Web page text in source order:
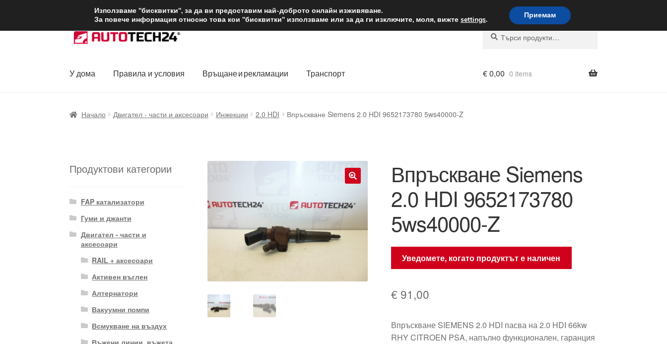
ДОСТАВКА от 12 лв. Доставка по целия свят
Skip
to
Skip
to
Търсене
Търсене
У дома Правила и условия Връщане и рекламации Транспорт €0,00 0 items
Начало Двигател - части и аксесоари Инжекции 2.0 HDI Впръскване Siemens 2.0 HDI 9652173780 5ws40000-Z
Впръскване Siemens
2.0 HDI 9652173780
5ws40000-Z
Уведомете, когато продуктът е наличен
€ 91,00
Впръскване SIEMENS 2.0 HDI пасва на 2.0 HDI 66kw
RHY CITROEN PSA, напълно функционален, гаранция
Продуктови категории
FAP катализатори
Гуми и джанти
Двигател - части и
аксесоари
RAIL + аксесоари
Активен въглен
Алтернатори
Вакуумни помпи
Всмукване на въздух
Въжени линии, въжета
Използваме "бисквитки", за да ви предоставим най-доброто онлайн изживяване.
За повече информация относно това кои "бисквитки" използваме или за да ги изключите, моля, вижте settings. Приемам